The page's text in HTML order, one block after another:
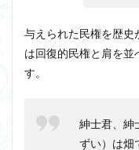
与えられた民権を歴史
は回復的民権と肩を並
す。
紳士君、紳
ずい）は畑